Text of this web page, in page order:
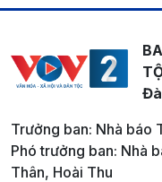
Trưởng ban: Nhà báo
Phó trưởng ban: Nhà
Thân, Hoài Thu